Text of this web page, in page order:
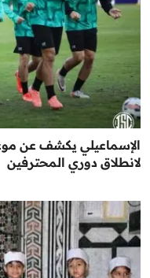
الإسماعيلي يكشف عن
لانطلاق دوري المحترفين